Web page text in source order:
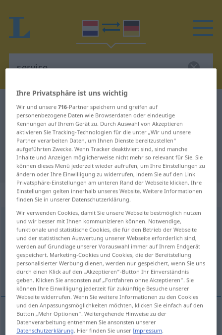
Niederländisch-Deutsch Wörterbuch
Niederländisch-Deutsch
Übersetzung für "service"
"service" Deutsch Übersetzung
„service“: zelfstandig naamwoord
service [ˈsəː(r)v̊iˑs]subst
Übersicht aller Übersetzungen
(Für mehr Details die Übersetzung anklicken/antippen)
Service, Kundendienst, Aufschlag
Servicem service
Ihre Privatsphäre ist uns wichtig
Wir und unsere716-Partner speichern und greifen auf
personenbezogene Daten wie Browserdaten oder eindeutige
Kennungen auf Ihrem Gerät zu. Durch Auswahl von Akzeptieren
aktivieren Sie Tracking-Technologien für die unter „Wir und unsere
Partner verarbeiten Daten, um Ihnen Dienste bereitzustellen“
aufgeführten Zwecke. Wenn Tracker deaktiviert sind, sind manche
Inhalte und Anzeigen möglicherweise nicht mehr so relevant für Sie. Sie
können dieses Menü jederzeit wieder aufrufen, um Ihre Einstellungen zu
ändern oder Ihre Einwilligung zu widerrufen, indem Sie auf den Link
Privatsphäre-Einstellungen am unteren Rand der Webseite klicken. Ihre
Einstellungen gelten innerhalb unseres Website. Weitere Informationen
finden Sie in unserer Datenschutzerklärung.
Wir verwenden Cookies, damit Sie unsere Webseite bestmöglich nutzen
und wir besser mit Ihnen kommunizieren können. Notwendige,
funktionale und statistische Cookies, die für den Betrieb der Webseite
und der statistischen Auswertung unserer Webseite erforderlich sind,
werden auf Grundlage unserer Vorauswahl immer auf Ihrem Endgerät
gespeichert. Marketing-Cookies und Cookies, die der Bereitstellung
personalisierter Werbung dienen, werden nur gespeichert, wenn Sie uns
durch einen Klick auf den „Akzeptieren“-Button Ihr Einverständnis
geben. Klicken Sie ansonsten auf „Fortfahren ohne Akzeptieren“. Sie
können Ihre Einwilligung jederzeit für zukünftige Besuche unserer
Webseite widerrufen. Wenn Sie weitere Informationen zu den Cookies
und den Anpassungsmöglichkeiten möchten, klicken Sie einfach auf den
Button „Mehr Optionen“. Weitergehende Hinweise zu der
Datenverarbeitung entnehmen Sie ansonsten unserer
Datenschutzerklärung. Hier finden Sie unserImpressum.